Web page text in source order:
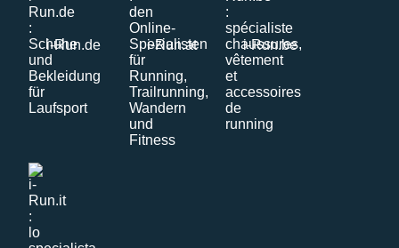
i-Run.de i-Run.at i-Run.be